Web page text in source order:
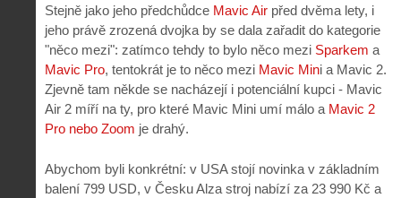
Stejně jako jeho předchůdce Mavic Air před dvěma lety, i
jeho právě zrozená dvojka by se dala zařadit do kategorie
"něco mezi": zatímco tehdy to bylo něco mezi Sparkem a
Mavic Pro, tentokrát je to něco mezi Mavic Mini a Mavic 2.
Zjevně tam někde se nacházejí i potenciální kupci - Mavic
Air 2 míří na ty, pro které Mavic Mini umí málo a Mavic 2
Pro nebo Zoom je drahý.
Abychom byli konkrétní: v USA stojí novinka v základním
balení 799 USD, v Česku Alza stroj nabízí za 23 990 Kč a